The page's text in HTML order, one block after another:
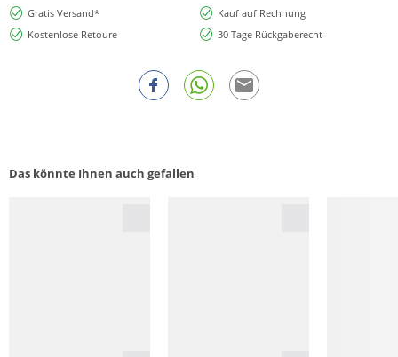
Gratis Versand*
Kauf auf Rechnung
Kostenlose Retoure
30 Tage Rückgaberecht
Das könnte Ihnen auch gefallen